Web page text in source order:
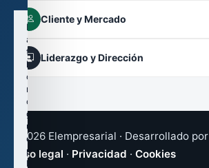
Cliente y Mercado
Liderazgo y Dirección
© 2026 Elempresarial · Desarrollado por
Aviso legal · Privacidad · Cookies
Puedes
aceptar
todas
las
cookies,
rechazarlas
o
guardar
una
configuración
personalizada.
Las